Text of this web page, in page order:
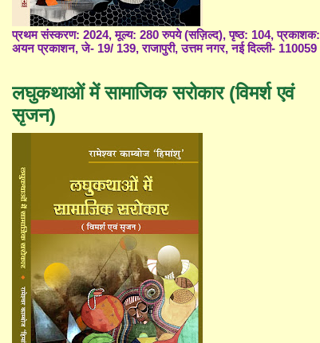
प्रथम संस्करण: 2024, मूल्य: 280 रुपये (सज़िल्द), पृष्ठ: 104, प्रकाशक:
अयन प्रकाशन, जे- 19/ 139, राजापुरी, उत्तम नगर, नई दिल्ली- 110059
लघुकथाओं में सामाजिक सरोकार (विमर्श एवं
सृजन)